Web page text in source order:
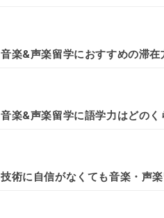
音楽&声楽留学におすすめの滞在
音楽&声楽留学に語学力はどのく
技術に自信がなくても音楽・声